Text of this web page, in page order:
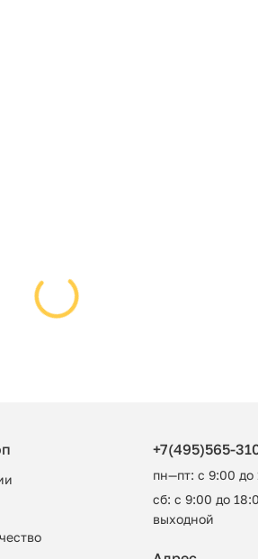
+7(495)565-
пн—пт: с 9:00 до
сб: с 9:00 до
выходной